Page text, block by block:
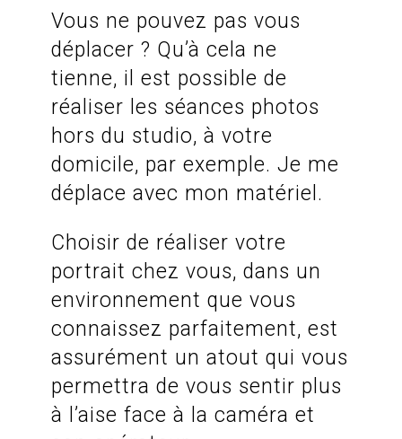
Vous ne pouvez pas vous
déplacer ? Qu’à cela ne
tienne, il est possible de
réaliser les séances photos
hors du studio, à votre
domicile, par exemple. Je me
déplace avec mon matériel.
Choisir de réaliser votre
portrait chez vous, dans un
environnement que vous
connaissez parfaitement, est
assurément un atout qui vous
permettra de vous sentir plus
à l’aise face à la caméra et